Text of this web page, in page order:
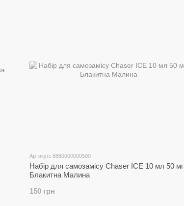
Артикул: 8880000000500
Набір для самозамісу Chaser ICE 10 мл 50 мг
Блакитна Малина
150 грн